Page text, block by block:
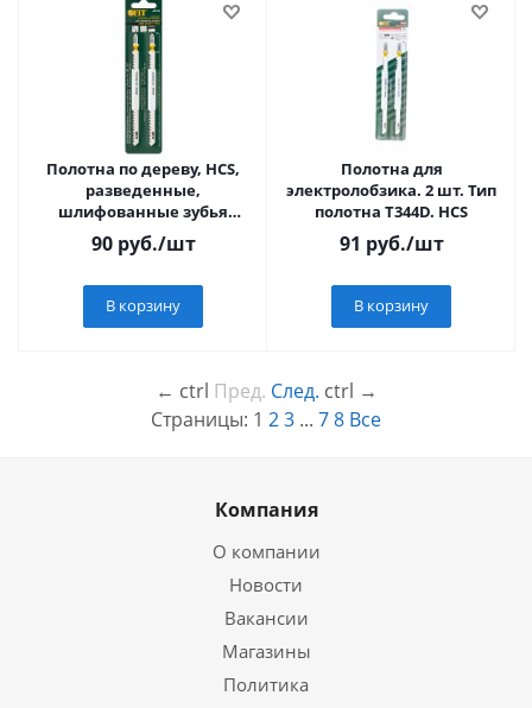
Полотна по дереву, HCS,
разведенные,
шлифованные зубья
151/126/4 мм (T344D), 2 шт.
90руб./шт
В корзину
Полотна для
электролобзика. 2 шт. Тип
полотна T344D. HCS
91 руб./шт
В корзину
← ctrl Пред. След. ctrl →
Страницы: 1 23 ... 78 Все
Компания
О компании
Новости
Вакансии
Магазины
Политика